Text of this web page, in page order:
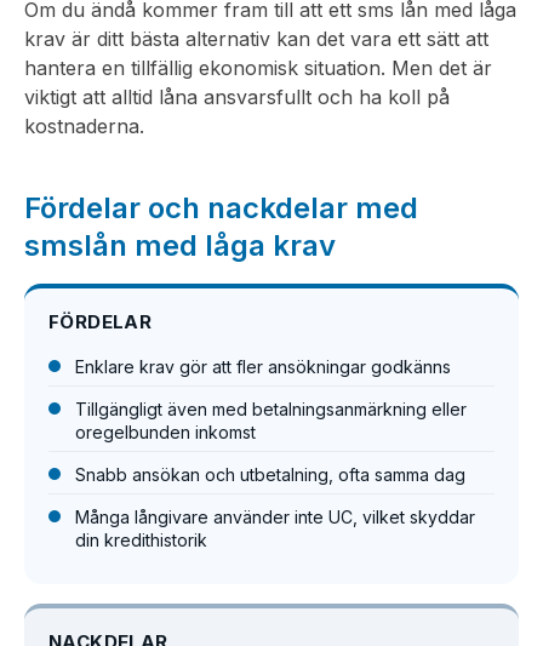
Om du ändå kommer fram till att ett sms lån med låga
krav är ditt bästa alternativ kan det vara ett sätt att
hantera en tillfällig ekonomisk situation. Men det är
viktigt att alltid låna ansvarsfullt och ha koll på
kostnaderna.
Fördelar och nackdelar med
smslån med låga krav
FÖRDELAR
Enklare krav gör att fler ansökningar godkänns
Tillgängligt även med betalningsanmärkning eller
oregelbunden inkomst
Snabb ansökan och utbetalning, ofta samma dag
Många långivare använder inte UC, vilket skyddar
din kredithistorik